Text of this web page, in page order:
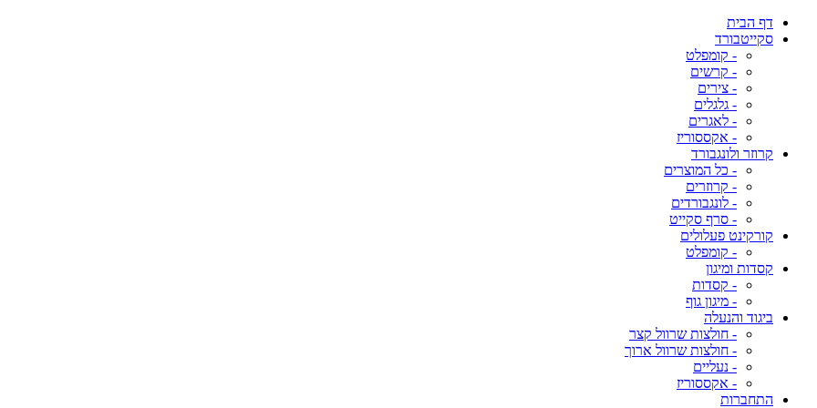
דף הבית
סקייטבורד
- קומפלט
- קרשים
- צירים
- גלגלים
- לאגרים
- אקססוריז
קרוזר ולונגבורד
- כל המוצרים
- קרוזרים
- לונגבורדים
- סרף סקייט
קורקינט פעלולים
- קומפלט
קסדות ומיגון
- קסדות
- מיגון גוף
ביגוד והנעלה
- חולצות שרוול קצר
- חולצות שרוול ארוך
- נעליים
- אקססוריז
התחברות